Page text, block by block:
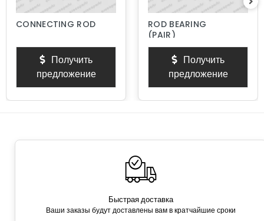
CONNECTING ROD
Получить
предложение
ROD BEARING
(PAIR)
Получить
предложение
Быстрая доставка
Ваши заказы будут доставлены вам в кратчайшие сроки